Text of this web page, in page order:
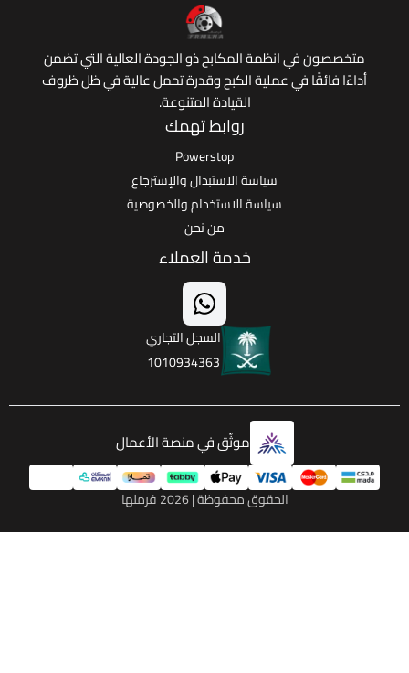
في انظمة المكابح ذو الجودة العالية التي تضمن
في عملية الكبح وقدرة تحمل عالية في ظل ظروف
القيادة المتنوعة.
سياسة الاستبدال والإسترجاع
سياسة الاستخدام والخصوصية
خدمة العملاء
السجل التجاري
1010934363
موثّق في منصة الأعمال
الحقوق محفوظة | 2026 فرملها